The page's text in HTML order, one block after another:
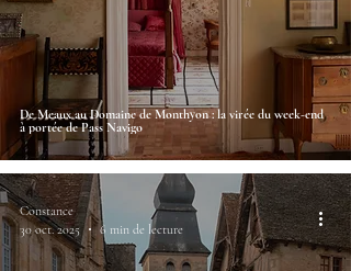
De Meaux au Domaine de Monthyon : la virée du week-end
à portée de Pass Navigo
Constance
30 oct. 2025
6 min de lecture